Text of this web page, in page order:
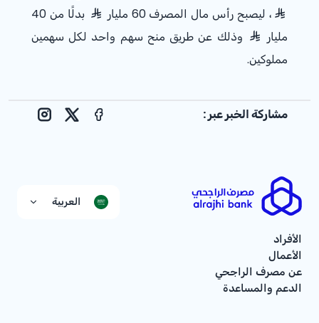
، ليصبح رأس مال المصرف 60 مليار
بدلًا من 40
مليار
وذلك عن طريق منح سهم واحد لكل سهمين
مملوكين.
مشاركة الخبر عبر : Facebook
X
العربية
الأفراد
الأعمال
عن مصرف الراجحي
الدعم والمساعدة